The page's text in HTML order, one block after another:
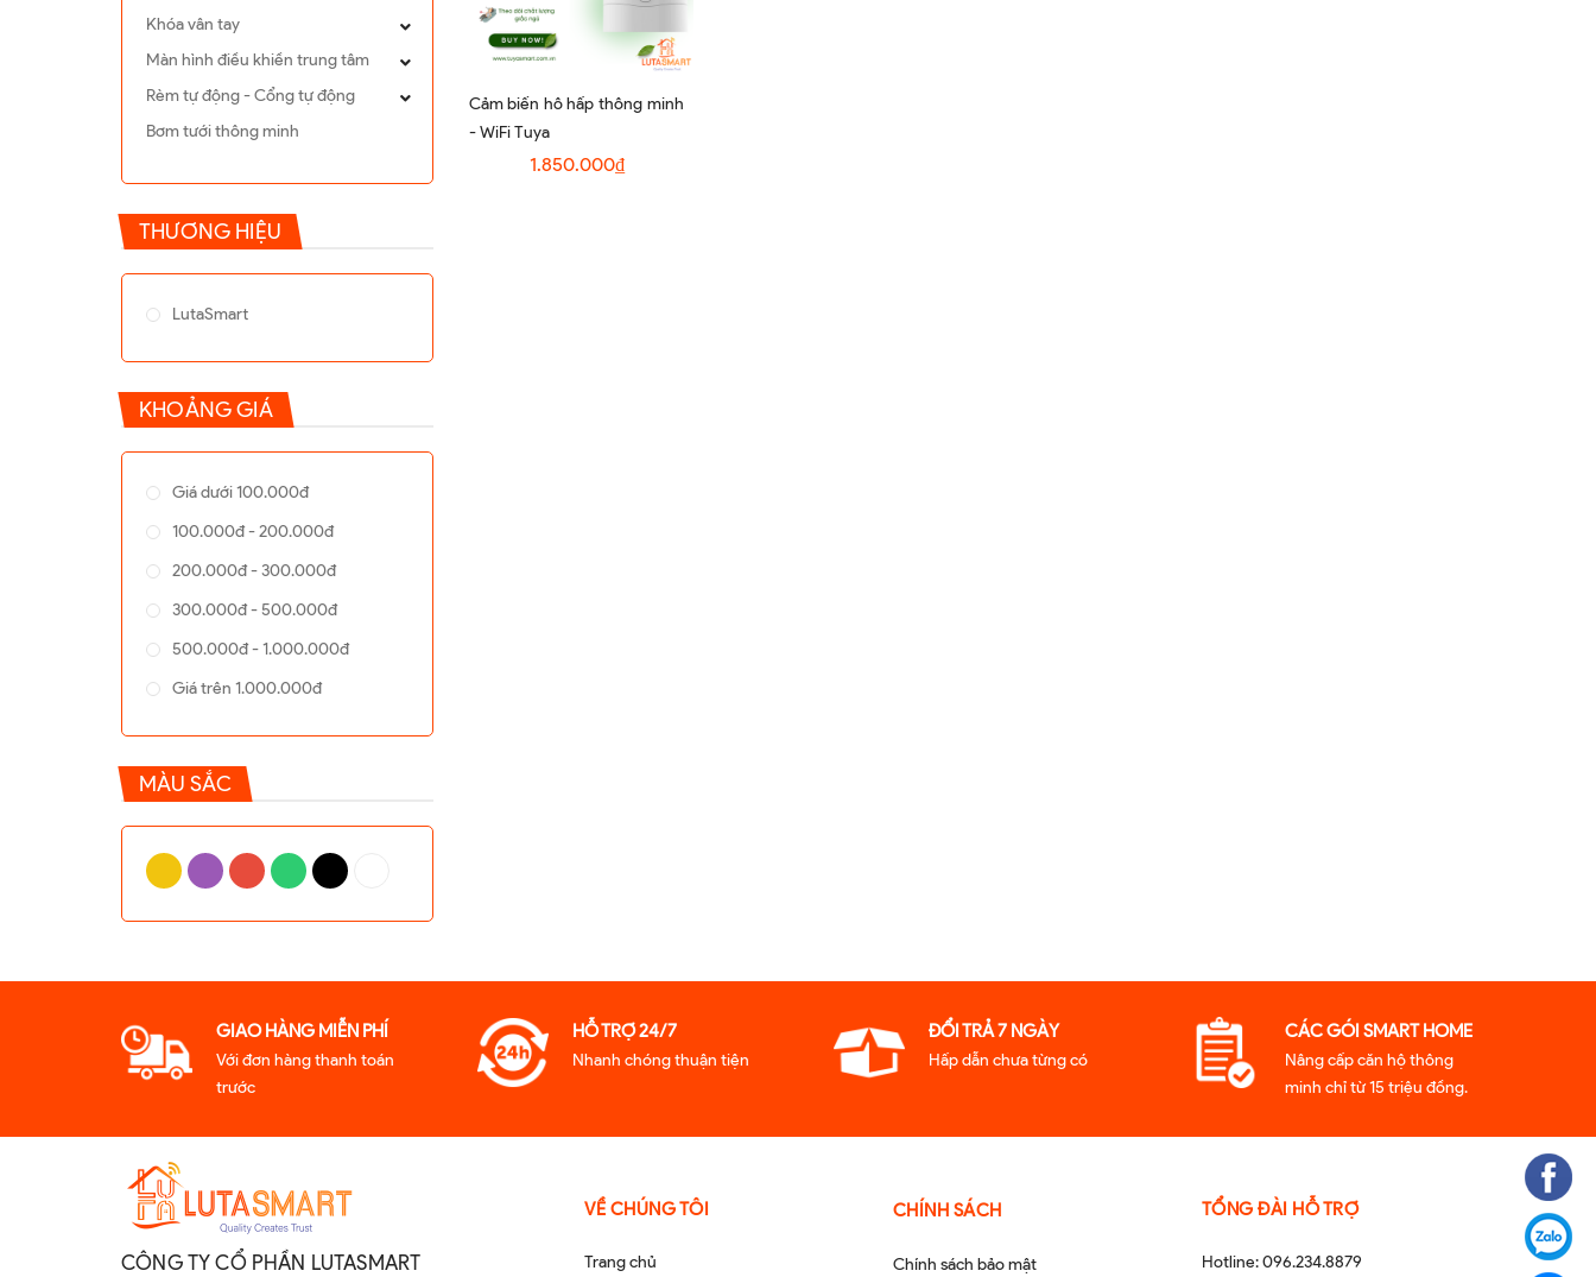
Khóa vân tay
Màn hình điều khiền trung tâm
Rèm tự động - Cổng tự động
Bơm tưới thông minh
THƯƠNG HIỆU
LutaSmart
KHOẢNG GIÁ
Giá dưới 100.000đ
100.000đ - 200.000đ
200.000đ - 300.000đ
300.000đ - 500.000đ
500.000đ - 1.000.000đ
Giá trên 1.000.000đ
MÀU SẮC
Cảm biến hô hấp thông minh
- WiFi Tuya
1.850.000₫
GIAO HÀNG MIỄN PHÍ
Với đơn hàng thanh toán
trước
HỖ TRỢ 24/7
Nhanh chóng thuận tiện
ĐỔI TRẢ 7 NGÀY
Hấp dẫn chưa từng có
CÁC GÓI SMART HOME
Nâng cấp căn hộ thông
minh chỉ từ 15 triệu đồng.
CÔNG TY CỔ PHẦN LUTASMART
VỀ CHÚNG TÔI
Trang chủ
CHÍNH SÁCH
Chính sách bảo mật
TỔNG ĐÀI HỖ TRỢ
Hotline: 096.234.8879